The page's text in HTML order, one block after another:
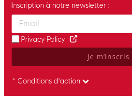
Enter your email and accept the
Inscription à notre newsletter :
Privacy Policy
Je m’inscris
* Conditions d'action